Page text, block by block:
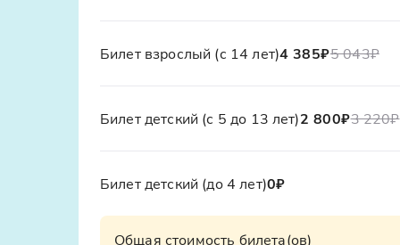
Билет взрослый (с 14 лет)4 385₽5 043₽
Билет детский (с 5 до 13 лет)2 800₽3 220₽
Билет детский (до 4 лет)0₽
Общая стоимость билета(ов)